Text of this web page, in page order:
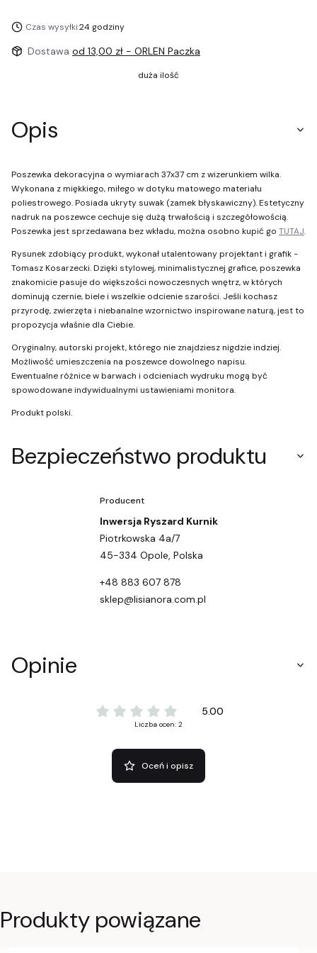
Czas wysyłki:24 godziny
Dostawa od 13,00 zł - ORLEN Paczka
duża ilość
Opis
Poszewka dekoracyjna o wymiarach 37x37 cm z wizerunkiem wilka.
Wykonana z miękkiego, miłego w dotyku matowego materiału
poliestrowego. Posiada ukryty suwak (zamek błyskawiczny). Estetyczny
nadruk na poszewce cechuje się dużą trwałością i szczegółowością.
Poszewka jest sprzedawana bez wkładu, można osobno kupić go TUTAJ.
Rysunek zdobiący produkt, wykonał utalentowany projektant i grafik -
Tomasz Kosarzecki. Dzięki stylowej, minimalistycznej grafice, poszewka
znakomicie pasuje do większości nowoczesnych wnętrz, w których
dominują czernie, biele i wszelkie odcienie szarości. Jeśli kochasz
przyrodę, zwierzęta i niebanalne wzornictwo inspirowane naturą, jest to
propozycja właśnie dla Ciebie.
Oryginalny, autorski projekt, którego nie znajdziesz nigdzie indziej.
Możliwość umieszczenia na poszewce dowolnego napisu.
Ewentualne różnice w barwach i odcieniach wydruku mogą być
spowodowane indywidualnymi ustawieniami monitora.
Produkt polski.
Bezpieczeństwo produktu
Producent
Inwersja Ryszard Kurnik
Piotrkowska 4a/7
45-334 Opole, Polska
+48 883 607 878
sklep@lisianora.com.pl
Opinie
5.00
Liczba ocen: 2
Oceń i opisz
Produkty powiązane